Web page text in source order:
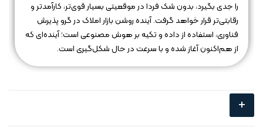
را جدی بگیرد، بدون شک فردا در موقعیتی بسیار قوی‌تر، کارآمدتر و
رقابتی‌تر قرار خواهد گرفت. آینده روشن بازار املاک در گرو پذیرش
فناوری، استفاده از داده و تکیه بر هوش مصنوعی است؛ آینده‌ای که
از هم‌اکنون آغاز شده و با سرعت در حال شکل‌گیری است.
+